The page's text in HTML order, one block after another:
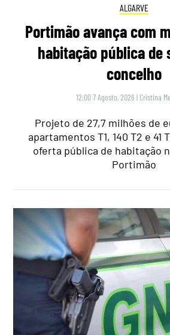
ALGARVE
Portimão avança com
habitação pública de
concelho
12:00 7 Agosto, 2026 | Cristina
Projeto de 27,7 milhões de
apartamentos T1, 140 T2 e 41
oferta pública de habitação
Portimão